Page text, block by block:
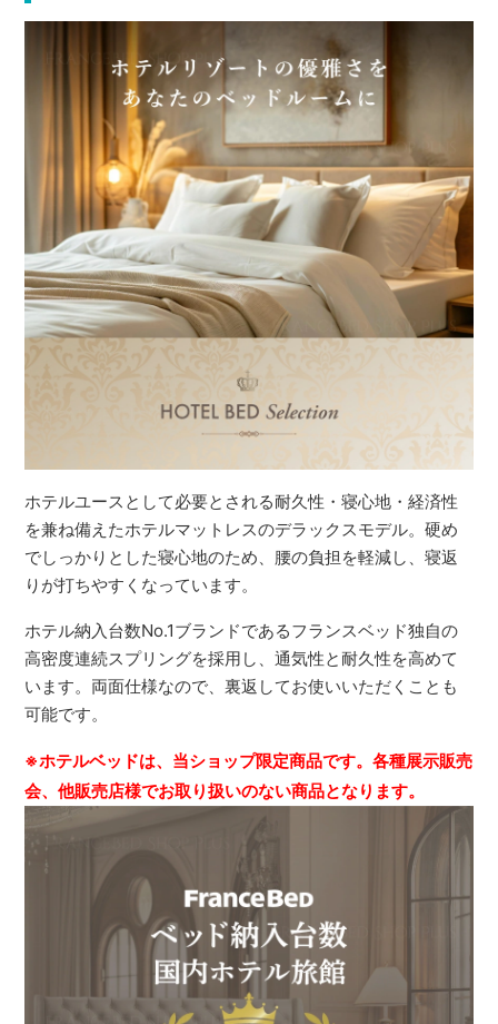
ホテルユースとして必要とされる耐久性・寝心地・経済性
を兼ね備えたホテルマットレスのデラックスモデル。硬め
でしっかりとした寝心地のため、腰の負担を軽減し、寝返
りが打ちやすくなっています。
ホテル納入台数No.1ブランドであるフランスベッド独自の
高密度連続スプリングを採用し、通気性と耐久性を高めて
います。両面仕様なので、裏返してお使いいただくことも
可能です。
※ホテルベッドは、当ショップ限定商品です。各種展示販売
会、他販売店様でお取り扱いのない商品となります。